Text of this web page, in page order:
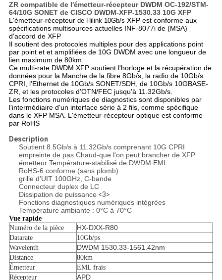
POLITIQUE
DE
CONFIDENTIALITÉ
ZR compatible de l'émetteur-récepteur DWDM OC-192/STM-
64/10G SONET de CISCO DWDM-XFP-1530.33 10G XFP
L'émetteur-récepteurde Hilink 10Gb/s XFP est conforme aux
spécifications multisources actuelles INF-8077i de (MSA)
d'accord de XFP
Il soutient des protocoles multiples pour des applications point
par point et et amplifiées de 10G DWDM avec une longueur de
lien maximum de 80km.
Ce multi-rate DWDM XFP soutient l'horloge et la récupération de
données pour la Manche de la fibre 8Gb/s, la radio de 10Gb/s
CPRI, l'Ethernet de 10Gb/s SONET/SDH, de 10Gb/s 10GBASE-
ZR, et les protocoles d'OTN/FEC jusqu'à 11.32Gb/s.
Les fonctions numériques de diagnostics sont disponibles par
l'intermédiaire d'un interface série à 2 fils, comme spécifique
dans le XFP MSA. L'émetteur-récepteur optique est conforme
par RoHS
Description
Soutient 8.5Gb/s à 11.32Gb/s comprenant 10G CPRI
empreinte de pas Chaud-que l'on peut brancher de XFP
émetteur Température-stabilisé de DWDM EML
RoHS-6 conforme (sans plomb)
grille d'UIT 100GHz, C-bande
Connecteur duplex de LC
Dissipation de puissance <3>
Fonctions diagnostiques numériques intégrées
Température ambiante : 0°C à 70°C
Vue rapide
Numéro de la pièce
HX-DXX-R80
Datarate
10Gb/ps
Wavelenth
DWDM 1530.33-1561.42nm
Distance
80km
Émetteur
EML frais
Récepteur
APD